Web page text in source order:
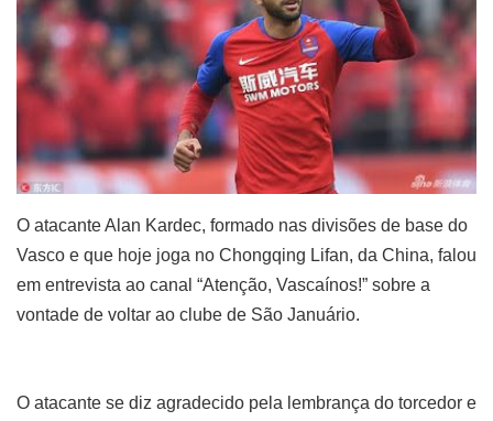
O atacante Alan Kardec, formado nas divisões de base do
Vasco e que hoje joga no Chongqing Lifan, da China, falou
em entrevista ao canal “Atenção, Vascaínos!” sobre a
vontade de voltar ao clube de São Januário.
O atacante se diz agradecido pela lembrança do torcedor e